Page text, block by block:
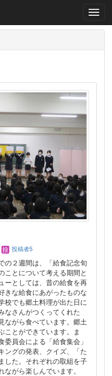
投稿者5
の２週間は、「給食記念旬
ことについて考える期間と
ーとしては、昔の給食を再
きな給食にあがったものな
校でも郷土料理が出た日に
なさんがつくってくれた
ながら食べています。郷土
ことができています。ま
員会による「給食集会」
ングの発表、クイズ、「た
した。それぞれの取組を子
がら楽しんでいます。